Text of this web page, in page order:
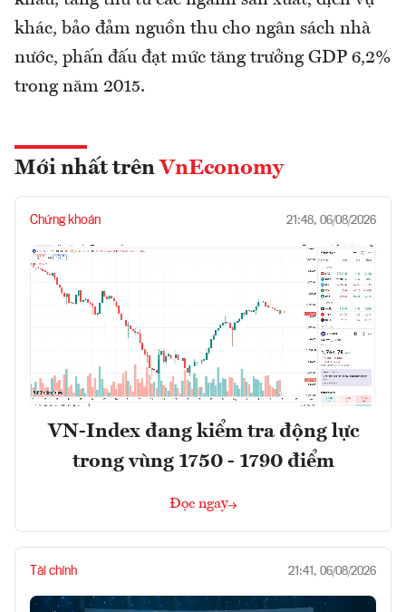
khác, bảo đảm nguồn thu cho ngân sách nhà
nước, phấn đấu đạt mức tăng trưởng GDP 6,2%
trong năm 2015.
Mới nhất trên VnEconomy
Chứng khoán 21:48, 06/08/2026
VN-Index đang kiểm tra động lực
trong vùng 1750 - 1790 điểm
Đọc ngay
Tài chính 21:41, 06/08/2026